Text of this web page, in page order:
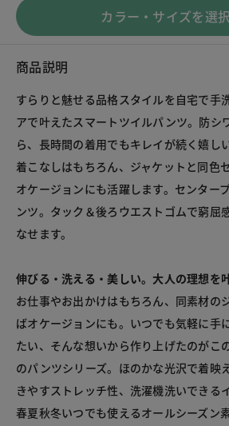
カラー・サイズを選
商品説明
すらりと魅せる品格スタイルを自宅で手
アで叶えたスマートツイルパンツ。防シ
ら、長時間の着用でもキレイが続く嬉し
着こなしはもちろん、ジャケットと同色
オケージョンにも活躍します。センター
ンツ。タック＆後ろウエストゴムで窮屈
なせます。
伸びる・洗える・美しい。大人の理想を
お仕事やお出かけはもちろん、同素材の
ばオケージョンにも。いつでも気軽に手
たい、そんな想いから作り上げたのがこ
のパンツシリーズ。ほのかな光沢で着映
きやすストレッチ性、洗濯機洗いできる
春夏秋冬いつでも使えるオールシーズン